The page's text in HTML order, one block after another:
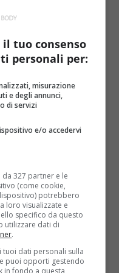
tuo consenso
personali per:
misurazione
e degli annunci,
di servizi
e/o accedervi
327 partner e le
(come cookie,
potrebbero
loro visualizzate e
specifico da questo
utilizzare dati di
.
dati personali sulla
puoi opporti gestendo
in fondo a questa